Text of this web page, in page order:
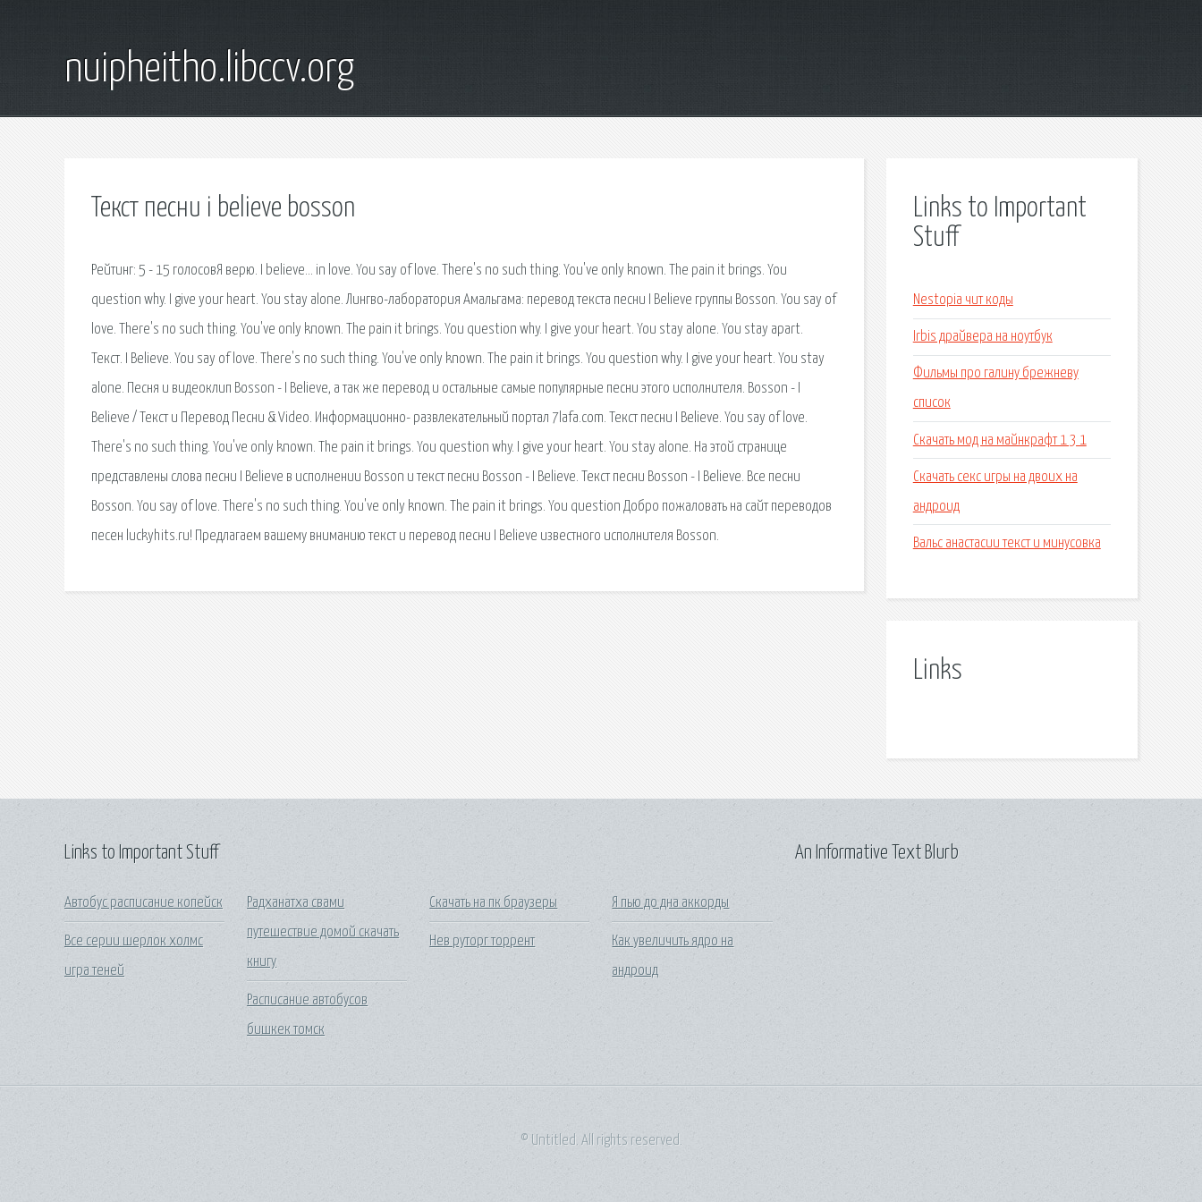
nuipheitho.libccv.org
Текст песни i believe bosson
Рейтинг: 5 - 15 голосовЯ верю. I believe… in love. You say of love. There's no such thing. You've only known. The pain it brings. You
question why. I give your heart. You stay alone. Лингво-лаборатория Амальгама: перевод текста песни I Believe группы Bosson. You say of
love. There's no such thing. You've only known. The pain it brings. You question why. I give your heart. You stay alone. You stay apart.
Текст. I Believe. You say of love. There's no such thing. You've only known. The pain it brings. You question why. I give your heart. You stay
alone. Песня и видеоклип Bosson - I Believe, а так же перевод и остальные самые популярные песни этого исполнителя. Bosson - I
Believe / Текст и Перевод Песни & Video. Информационно- развлекательный портал 7lafa.com. Текст песни I Believe. You say of love.
There's no such thing. You've only known. The pain it brings. You question why. I give your heart. You stay alone. На этой странице
представлены слова песни I Believe в исполнении Bosson и текст песни Bosson - I Believe. Текст песни Bosson - I Believe. Все песни
Bosson. You say of love. There's no such thing. You've only known. The pain it brings. You question Добро пожаловать на сайт переводов
песен luckyhits.ru! Предлагаем вашему вниманию текст и перевод песни I Believe известного исполнителя Bosson.
Links to Important
Stuff
Nestopia чит коды
Irbis драйвера на ноутбук
Фильмы про галину брежневу
список
Скачать мод на майнкрафт 1 3 1
Скачать секс игры на двоих на
андроид
Вальс анастасии текст и минусовка
Links
Links to Important Stuff
Автобус расписание копейск
Все серии шерлок холмс
игра теней
Радханатха свами
путешествие домой скачать
книгу
Расписание автобусов
бишкек томск
Скачать на пк браузеры
Нев руторг торрент
Я пью до дна аккорды
Как увеличить ядро на
андроид
An Informative Text Blurb
© Untitled. All rights reserved.